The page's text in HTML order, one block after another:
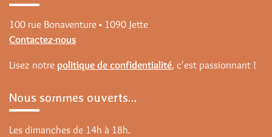
100 rue Bonaventure • 1090 Jette
Contactez-nous
Lisez notre politique de confidentialité, c'est passionnant !
Nous sommes ouverts…
Les dimanches de 14h à 18h.